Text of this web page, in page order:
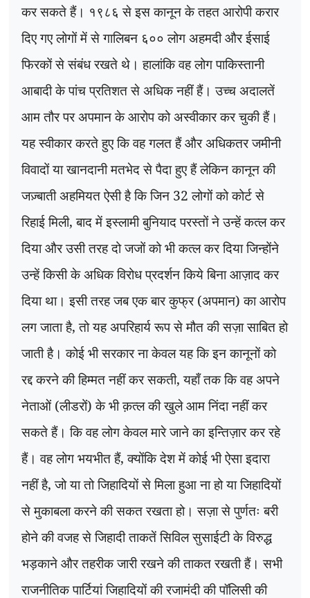
कर सकते हैं। १९८६ से इस कानून के तहत आरोपी करार
दिए गए लोगों में से गालिबन ६०० लोग अहमदी और ईसाई
फिरकों से संबंध रखते थे। हालांकि वह लोग पाकिस्तानी
आबादी के पांच प्रतिशत से अधिक नहीं हैं। उच्च अदालतें
आम तौर पर अपमान के आरोप को अस्वीकार कर चुकी हैं।
यह स्वीकार करते हुए कि वह गलत हैं और अधिकतर जमीनी
विवादों या खानदानी मतभेद से पैदा हुए हैं लेकिन कानून की
जज़्बाती अहमियत ऐसी है कि जिन 32 लोगों को कोर्ट से
रिहाई मिली,बाद में इस्लामी बुनियाद परस्तों ने उन्हें कत्ल कर
दिया और उसी तरह दो जजों को भी कत्ल कर दिया जिन्होंने
उन्हें किसी के अधिक विरोध प्रदर्शन किये बिना आज़ाद कर
दिया था। इसी तरह जब एक बार कुफ्र (अपमान) का आरोप
लग जाता है,तो यह अपरिहार्य रूप से मौत की सज़ा साबित हो
जाती है। कोई भी सरकार ना केवल यह कि इन कानूनों को
रद्द करने की हिम्मत नहीं कर सकती,यहाँ तक कि वह अपने
नेताओं (लीडरों) के भी क़त्ल की खुले आम निंदा नहीं कर
सकते हैं। कि वह लोग केवल मारे जाने का इन्तिज़ार कर रहे
हैं। वह लोग भयभीत हैं,क्योंकि देश में कोई भी ऐसा इदारा
नहीं है,जो या तो जिहादियों से मिला हुआ ना हो या जिहादियों
से मुकाबला करने की सकत रखता हो। सज़ा से पुर्णतः बरी
होने की वजह से जिहादी ताकतें सिविल सुसाईटी के विरुद्ध
भड़काने और तहरीक जारी रखने की ताकत रखती हैं। सभी
राजनीतिक पार्टियां जिहादियों की रजामंदी की पॉलिसी की